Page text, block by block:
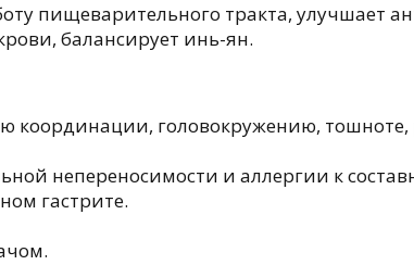
пищеварительного тракта, улучшает
балансирует инь-ян.
головокружению, тошноте,
непереносимости и аллергии к
гастрите.